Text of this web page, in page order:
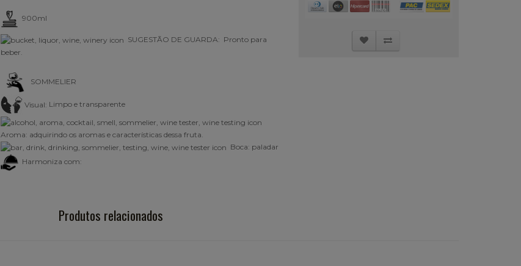
900ml
SUGESTÃO DE GUARDA: Pronto para
beber.
SOMMELIER
Visual: Limpo e transparente
Aroma: adquirindo os aromas e características dessa fruta.
Boca: paladar
Harmoniza com:
Produtos relacionados